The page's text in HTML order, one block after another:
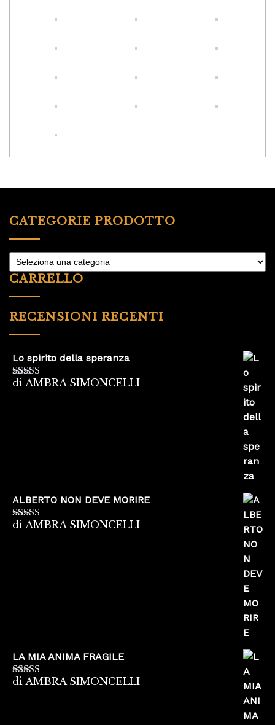
CATEGORIE PRODOTTO
CARRELLO
RECENSIONI RECENTI
Lo spirito della speranza
Valutato5su
di AMBRA SIMONCELLI
ALBERTO NON DEVE MORIRE
Valutato5su
di AMBRA SIMONCELLI
LA MIA ANIMA FRAGILE
Valutato5su
di AMBRA SIMONCELLI